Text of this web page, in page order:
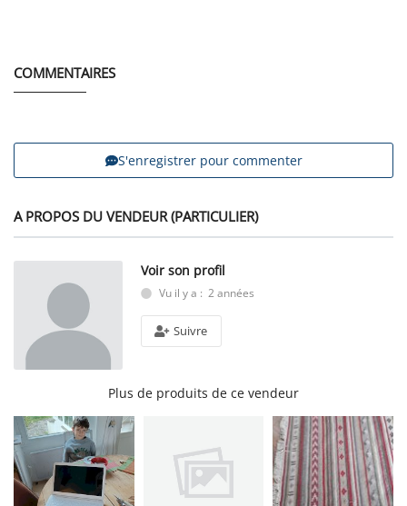
COMMENTAIRES
S'enregistrer pour commenter
A PROPOS DU VENDEUR (PARTICULIER)
Voir son profil
Vu il y a : 2 années
Suivre
Plus de produits de ce vendeur